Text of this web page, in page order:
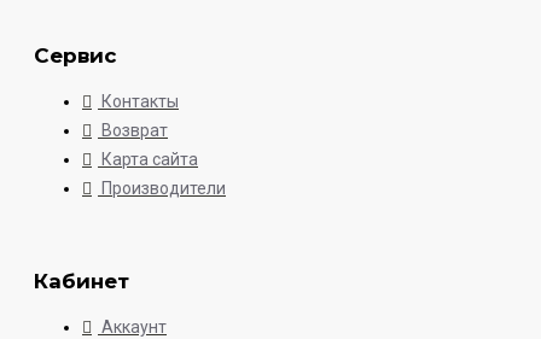
Сервис
Контакты
Возврат
Карта сайта
Производители
Кабинет
Аккаунт